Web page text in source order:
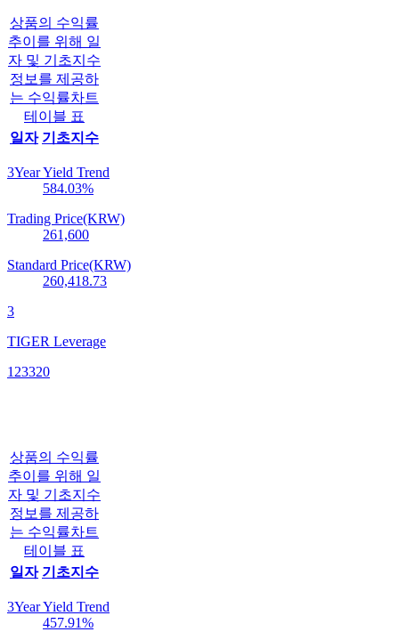
상품의 수익률
추이를 위해 일
자 및 기초지수
정보를 제공하
는 수익률차트
테이블 표
일자 기초지수
3Year Yield Trend
584.03%
Trading Price(KRW)
261,600
Standard Price(KRW)
260,418.73
3
TIGER Leverage
123320
상품의 수익률
추이를 위해 일
자 및 기초지수
정보를 제공하
는 수익률차트
테이블 표
일자 기초지수
3Year Yield Trend
457.91%